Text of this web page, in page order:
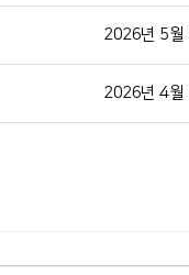
2026년 5월
2026년 4월